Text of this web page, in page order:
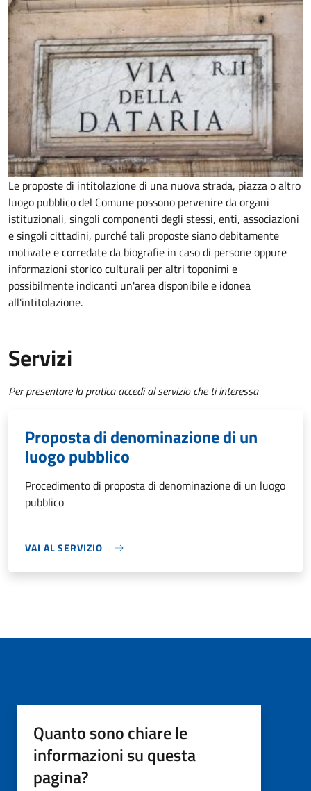
Le proposte di intitolazione di una nuova strada, piazza o altro
luogo pubblico del Comune possono pervenire da organi
istituzionali, singoli componenti degli stessi, enti, associazioni
e singoli cittadini, purché tali proposte siano debitamente
motivate e corredate da biografie in caso di persone oppure
informazioni storico culturali per altri toponimi e
possibilmente indicanti un'area disponibile e idonea
all'intitolazione.
Servizi
Per presentare la pratica accedi al servizio che ti interessa
Proposta di denominazione di un
luogo pubblico
Procedimento di proposta di denominazione di un luogo
pubblico
VAI AL SERVIZIO
Quanto sono chiare le
informazioni su questa
pagina?